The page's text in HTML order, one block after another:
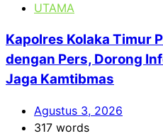
UTAMA
Kapolres Kolaka Timur
dengan Pers, Dorong
Jaga Kamtibmas
Agustus 3, 2026
317 words